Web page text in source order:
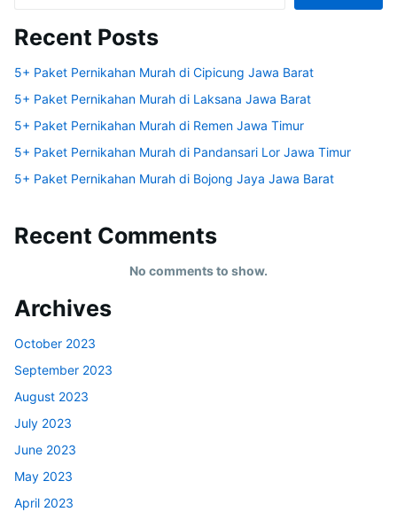
Recent Posts
5+ Paket Pernikahan Murah di Cipicung Jawa Barat
5+ Paket Pernikahan Murah di Laksana Jawa Barat
5+ Paket Pernikahan Murah di Remen Jawa Timur
5+ Paket Pernikahan Murah di Pandansari Lor Jawa Timur
5+ Paket Pernikahan Murah di Bojong Jaya Jawa Barat
Recent Comments
No comments to show.
Archives
October 2023
September 2023
August 2023
July 2023
June 2023
May 2023
April 2023